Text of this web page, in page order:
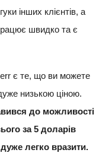
інших клієнтів, а
швидко та є
є те, що ви можете
низькою ціною.
до можливості
за 5 доларів
легко вразити.